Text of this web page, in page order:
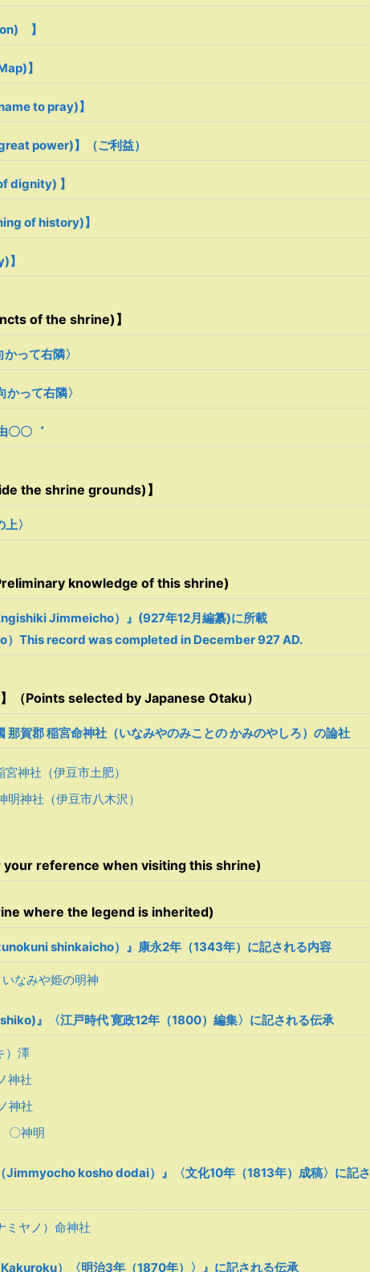
】
】
to pray)】
power)】（ご利益）
dignity) 】
of history)】
of the shrine)】
って右隣〉
かって右隣〉
〇〇゛
the shrine grounds)】
〉
knowledge of this shrine)
Jimmeicho）』(927年12月編纂)に所載
）This record was completed in December 927 AD.
】（Points selected by Japanese Otaku）
賀郡 稲宮命神社（いなみやのみことの かみのやしろ）の論社
宮神社（伊豆市土肥）
明神社（伊豆市八木沢）
your reference when visiting this shrine)
where the legend is inherited)
shinkaicho）』康永2年（1343年）に記される内容
なみや姫の明神
』〈江戸時代 寛政12年（1800）編集〉に記される伝承
）澤
神社
神社
〇神明
Jimmyocho kosho dodai）』〈文化10年（1813年）成稿〉に記さ
ミヤノ）命神社
Kakuroku）〈明治3年（1870年）〉』に記される伝承